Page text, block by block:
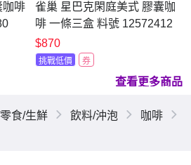
咖啡
雀巢 星巴克閑庭美式 膠囊咖
啡 一條三盒 料號 12572412
$870
挑戰低價 券
查看更多商品
食/生鮮 飲料/沖泡
咖啡